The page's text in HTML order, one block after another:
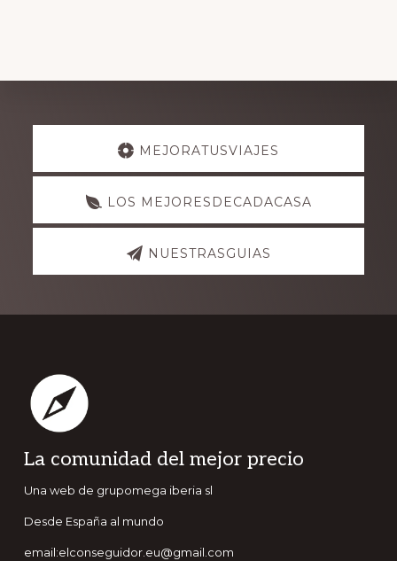
Explore
MEJORATUSVIAJES
LOS MEJORESDECADACASA
NUESTRASGUIAS
Footer
La comunidad del mejor precio
Una web de grupomega iberia sl
Desde España al mundo
email:elconseguidor.eu@gmail.com